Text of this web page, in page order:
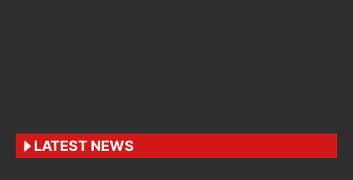
LATEST NEWS